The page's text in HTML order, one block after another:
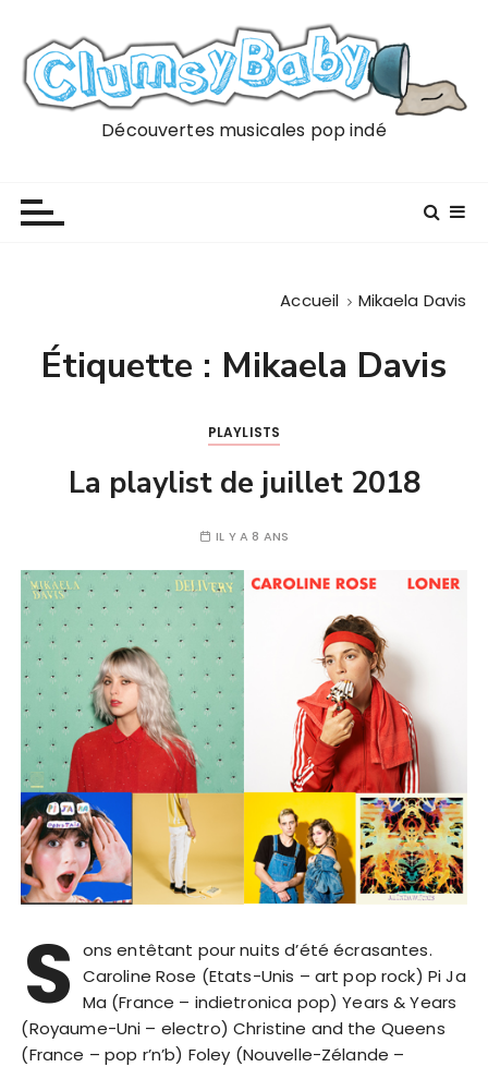
Découvertes musicales pop indé
Accueil Mikaela Davis
Étiquette : Mikaela Davis
PLAYLISTS
La playlist de juillet 2018
IL Y A 8 ANS
S ons entêtant pour nuits d’été écrasantes.
Caroline Rose (Etats-Unis – art pop rock) Pi Ja
Ma (France – indietronica pop) Years & Years
(Royaume-Uni – electro) Christine and the Queens
(France – pop r’n’b) Foley (Nouvelle-Zélande –